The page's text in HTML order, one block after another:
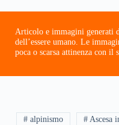
Articolo e immagini generati
dell’essere umano. Le
poca o scarsa attinenza con il
# alpinismo # Ascesa